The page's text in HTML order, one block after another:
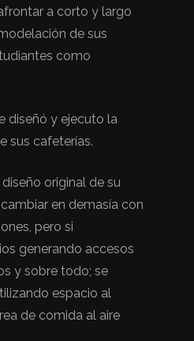
a corto y largo
de sus
como
diseñó y ejecuto la
sus cafeterías.
original de su
en demasía con
pero si
generando accesos
y sobre todo; se
espacio al
de comida al aire